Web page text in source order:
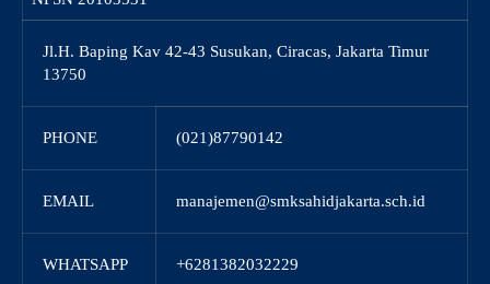
Jl.H. Baping Kav 42-43 Susukan, Ciracas, Jakarta Timur
13750
PHONE (021)87790142
EMAIL manajemen@smksahidjakarta.sch.id
WHATSAPP +6281382032229